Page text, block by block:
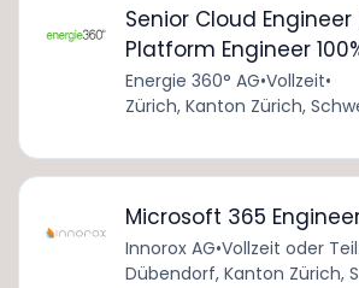
Senior Cloud
Platform Engineer
Energie 360° AG•Vollzeit•
Zürich, Kanton Zürich,
Microsoft 365
Innorox AG•Vollzeit oder
Dübendorf, Kanton Zürich,